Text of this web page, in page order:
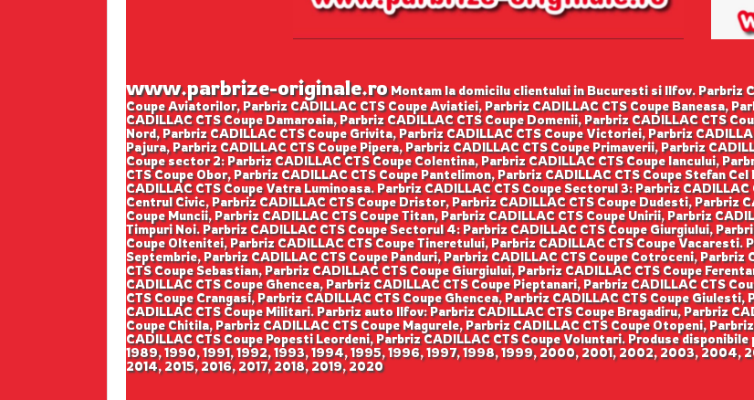
www.parbrize-originale.roMontam la domicilu clientului in Bucuresti si Ilfov. Parbriz
Coupe Aviatorilor, Parbriz CADILLAC CTS Coupe Aviatiei, Parbriz CADILLAC CTS Coupe Baneasa,
CADILLAC CTS Coupe Damaroaia, Parbriz CADILLAC CTS Coupe Domenii, Parbriz CADILLAC CTS
Nord, Parbriz CADILLAC CTS Coupe Grivita, Parbriz CADILLAC CTS Coupe Victoriei, Parbriz
Pajura, Parbriz CADILLAC CTS Coupe Pipera, Parbriz CADILLAC CTS Coupe Primaverii, Parbriz
Coupe sector 2: Parbriz CADILLAC CTS Coupe Colentina, Parbriz CADILLAC CTS Coupe Iancului,
CTS Coupe Obor, Parbriz CADILLAC CTS Coupe Pantelimon, Parbriz CADILLAC CTS Coupe Stefan
CADILLAC CTS Coupe Vatra Luminoasa. Parbriz CADILLAC CTS Coupe Sectorul 3: Parbriz
Centrul Civic, Parbriz CADILLAC CTS Coupe Dristor, Parbriz CADILLAC CTS Coupe Dudesti, Parbriz
Coupe Muncii, Parbriz CADILLAC CTS Coupe Titan, Parbriz CADILLAC CTS Coupe Unirii, Parbriz
Timpuri Noi. Parbriz CADILLAC CTS Coupe Sectorul 4: Parbriz CADILLAC CTS Coupe Giurgiului,
Coupe Oltenitei, Parbriz CADILLAC CTS Coupe Tineretului, Parbriz CADILLAC CTS Coupe Vacaresti.
Septembrie, Parbriz CADILLAC CTS Coupe Panduri, Parbriz CADILLAC CTS Coupe Cotroceni, Parbriz
CTS Coupe Sebastian, Parbriz CADILLAC CTS Coupe Giurgiului, Parbriz CADILLAC CTS Coupe
CADILLAC CTS Coupe Ghencea, Parbriz CADILLAC CTS Coupe Pieptanari, Parbriz CADILLAC CTS
CTS Coupe Crangasi, Parbriz CADILLAC CTS Coupe Ghencea, Parbriz CADILLAC CTS Coupe
CADILLAC CTS Coupe Militari. Parbriz auto Ilfov: Parbriz CADILLAC CTS Coupe Bragadiru, Parbriz
Coupe Chitila, Parbriz CADILLAC CTS Coupe Magurele, Parbriz CADILLAC CTS Coupe Otopeni,
CADILLAC CTS Coupe Popesti Leordeni, Parbriz CADILLAC CTS Coupe Voluntari. Produse
1989, 1990, 1991, 1992, 1993, 1994, 1995, 1996, 1997, 1998, 1999, 2000, 2001, 2002, 2003, 2004,
2014, 2015, 2016, 2017, 2018, 2019, 2020